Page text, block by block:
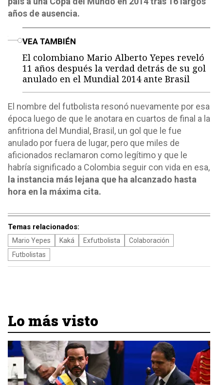
años de ausencia.
VEA TAMBIÉN
El colombiano Mario Alberto Yepes reveló
11 años después la verdad detrás de su gol
anulado en el Mundial 2014 ante Brasil
El nombre del futbolista resonó nuevamente por esa
época luego de que le anotara en cuartos de final a la
anfitriona del Mundial, Brasil, un gol que le fue
anulado por fuera de lugar, pero que miles de
aficionados reclamaron como legítimo y que le
habría significado a Colombia seguir con vida en esa,
la instancia más lejana que ha alcanzado hasta
hora en la máxima cita.
Temas relacionados:
Mario Yepes Kaká Exfutbolista
Colaboración
Futbolistas
Lo más visto